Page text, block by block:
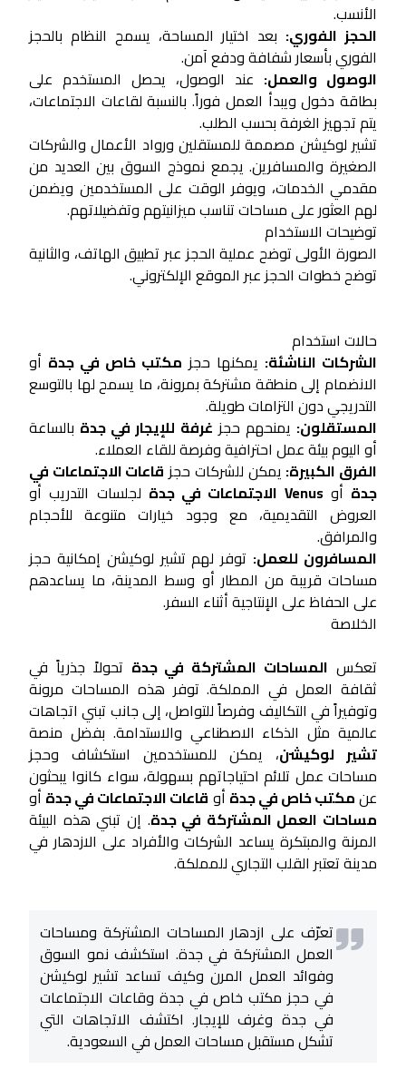
الأنسب.
الحجز الفوري: بعد اختيار المساحة، يسمح النظام بالحجز
الفوري بأسعار شفافة ودفع آمن.
الوصول والعمل: عند الوصول، يحصل المستخدم على
بطاقة دخول ويبدأ العمل فوراً. بالنسبة لقاعات الاجتماعات،
يتم تجهيز الغرفة بحسب الطلب.
تشير لوكيشن مصممة للمستقلين ورواد الأعمال والشركات
الصغيرة والمسافرين. يجمع نموذج السوق بين العديد من
مقدمي الخدمات، ويوفر الوقت على المستخدمين ويضمن
لهم العثور على مساحات تناسب ميزانيتهم وتفضيلاتهم.
توضيحات الاستخدام
الصورة الأولى توضح عملية الحجز عبر تطبيق الهاتف، والثانية
توضح خطوات الحجز عبر الموقع الإلكتروني.
حالات استخدام
الشركات الناشئة: يمكنها حجز مكتب خاص في جدة أو
الانضمام إلى منطقة مشتركة بمرونة، ما يسمح لها بالتوسع
التدريجي دون التزامات طويلة.
المستقلون: يمنحهم حجز غرفة للإيجار في جدة بالساعة
أو اليوم بيئة عمل احترافية وفرصة للقاء العملاء.
الفرق الكبيرة: يمكن للشركات حجزقاعات الاجتماعات في
جدة أو Venus الاجتماعات في جدة
لجلسات التدريب أو
العروض التقديمية، مع وجود خيارات متنوعة للأحجام
والمرافق.
المسافرون للعمل: توفر لهم تشير لوكيشن إمكانية حجز
مساحات قريبة من المطار أو وسط المدينة، ما يساعدهم
على الحفاظ على الإنتاجية أثناء السفر.
الخلاصة
تعكس المساحات المشتركة في جدة تحولاً جذرياً في
ثقافة العمل في المملكة. توفر هذه المساحات مرونة
وتوفيراً في التكاليف وفرصاً للتواصل، إلى جانب تبني اتجاهات
عالمية مثل الذكاء الاصطناعي والاستدامة. بفضل منصة
تشير لوكيشن، يمكن للمستخدمين استكشاف وحجز
مساحات عمل تلائم احتياجاتهم بسهولة، سواء كانوا يبحثون
عنمكتب خاص في جدة أو قاعات الاجتماعات في جدة أو
مساحات العمل المشتركة في جدة. إن تبني هذه البيئة
المرنة والمبتكرة يساعد الشركات والأفراد على الازدهار في
مدينة تعتبر القلب التجاري للمملكة.
تعرّف على ازدهار المساحات المشتركة ومساحات
العمل المشتركة في جدة. استكشف نمو السوق
وفوائد العمل المرن وكيف تساعد تشير لوكيشن
في حجز مكتب خاص في جدة وقاعات الاجتماعات
في جدة وغرف للإيجار. اكتشف الاتجاهات التي
تشكل مستقبل مساحات العمل في السعودية.